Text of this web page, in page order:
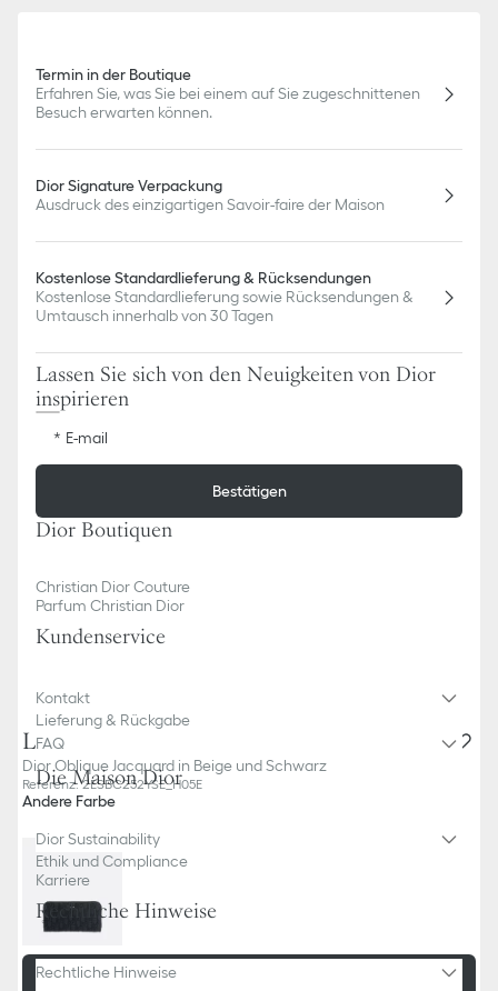
Langes Portemonnaie mit Reißverschluss
Dior Oblique Jacquard in Beige und Schwarz
Referenz:2ESBC252YSE_H05E
Andere Farbe
In den Warenkorb legen CHF 740.00
Termin in der Boutique
Erfahren Sie, was Sie bei einem auf Sie zugeschnittenen
Besuch erwarten können.
Dior Signature Verpackung
Ausdruck des einzigartigen Savoir-faire der Maison
Kostenlose Standardlieferung & Rücksendungen
Kostenlose Standardlieferung sowie Rücksendungen &
Umtausch innerhalb von 30 Tagen
Lassen Sie sich von den Neuigkeiten von Dior
inspirieren
E-mail
Bestätigen
Dior Boutiquen
Christian Dior Couture
Parfum Christian Dior
Kundenservice
Kontakt
Lieferung & Rückgabe
FAQ
Die Maison Dior
Dior Sustainability
Ethik und Compliance
Karriere
Rechtliche Hinweise
Rechtliche Hinweise